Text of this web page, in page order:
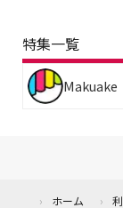
特集一覧
Makuake
ホーム